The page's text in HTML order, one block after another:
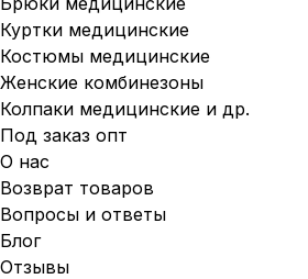
Куртки медицинские
Костюмы медицинские
Женские комбинезоны
Колпаки медицинские и др.
Под заказ опт
О нас
Возврат товаров
Вопросы и ответы
Блог
Отзывы